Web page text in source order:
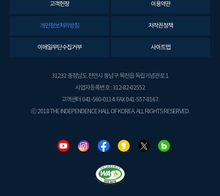
고객헌장 이용약관
개인정보처리방침 저작권정책
이메일무단수집거부 사이트맵
31232 충청남도 천안시 동남구 목천읍 독립기념관로 1
사업자등록번호 : 312-82-02552
고객센터 041-560-0114. FAX 041-557-8167.
ⓒ 2018 THE INDEPENDENCE HALL OF KOREA. ALL RIGHTS RESERVED.